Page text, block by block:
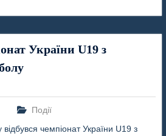
України U19 з
Події
чемпіонат України U19 з